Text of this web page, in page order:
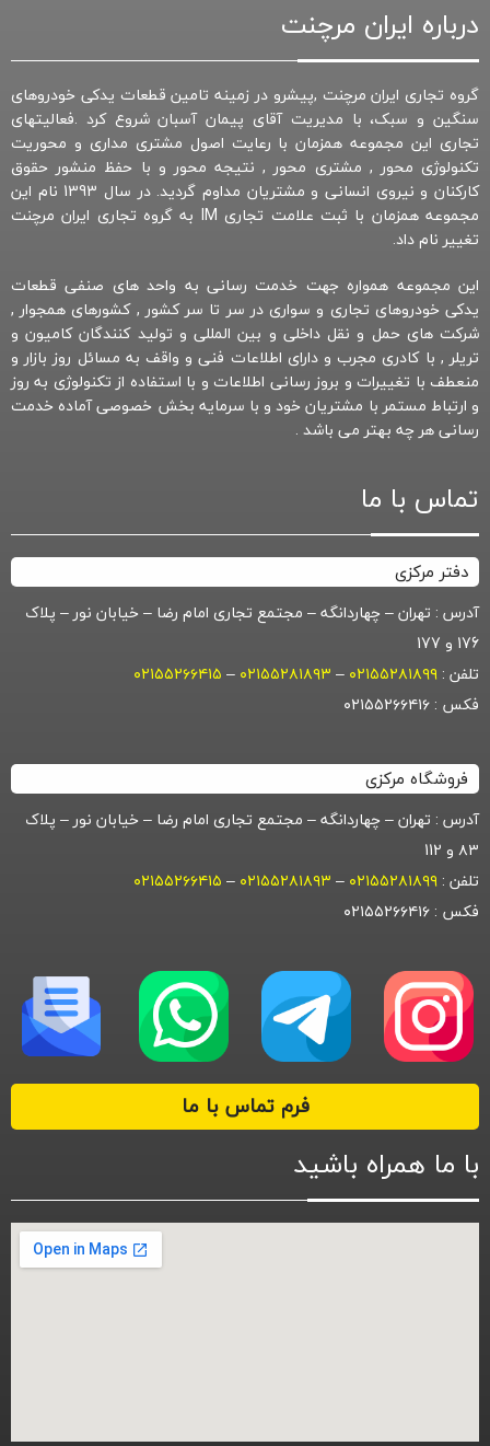
درباره ایران مرچنت
گروه تجاری ایران مرچنت ,پیشرو در زمینه تامین قطعات یدکی خودروهای
سنگین و سبک، با مدیریت آقای پیمان آسبان شروع کرد .فعالیتهای
تجاری این مجموعه همزمان با رعایت اصول مشتری مداری و محوریت
تکنولوژی محور , مشتری محور , نتیجه محور و با حفظ منشور حقوق
کارکنان و نیروی انسانی و مشتریان مداوم گردید. در سال 1393 نام این
مجموعه همزمان با ثبت علامت تجاری IM به گروه تجاری ایران مرچنت
تغییر نام داد.
این مجموعه همواره جهت خدمت رسانی به واحد های صنفی قطعات
یدکی خودروهای تجاری و سواری در سر تا سر کشور , کشورهای همجوار ,
شرکت های حمل و نقل داخلی و بین المللی و تولید کنندگان کامیون و
تریلر , با کادری مجرب و دارای اطلاعات فنی و واقف به مسائل روز بازار و
منعطف با تغییرات و بروز رسانی اطلاعات و با استفاده از تکنولوژی به روز
و ارتباط مستمر با مشتریان خود و با سرمایه بخش خصوصی آماده خدمت
رسانی هر چه بهتر می باشد .
تماس با ما
دفتر مرکزی
آدرس : تهران – چهاردانگه – مجتمع تجاری امام رضا – خیابان نور – پلاک
176 و 177
تلفن : ۰۲۱۵۵۲۸۱۸۹۹ – ۰۲۱۵۵۲۸۱۸۹۳ – ۰۲۱۵۵۲۶۶۴۱۵
فکس : ۰۲۱۵۵۲۶۶۴۱۶
فروشگاه مرکزی
آدرس : تهران – چهاردانگه – مجتمع تجاری امام رضا – خیابان نور – پلاک
۸۳ و 112
تلفن : ۰۲۱۵۵۲۸۱۸۹۹ – ۰۲۱۵۵۲۸۱۸۹۳ – ۰۲۱۵۵۲۶۶۴۱۵
فکس : ۰۲۱۵۵۲۶۶۴۱۶
فرم تماس با ما
با ما همراه باشید